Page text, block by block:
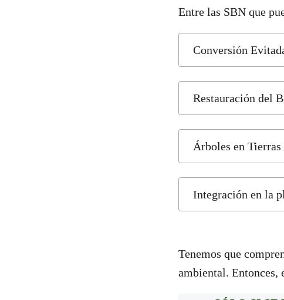
Entre las SBN que
Conversión
Restauración del
Árboles en
Integración en la
Tenemos que
ambiental. Entonces,